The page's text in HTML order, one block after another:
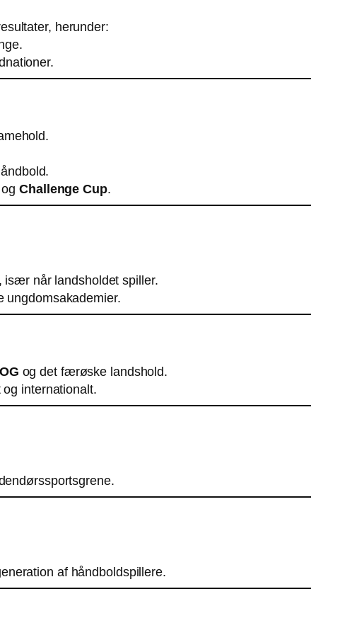
herunder:
Challenge Cup.
når landsholdet spiller.
ungdomsakademier.
og det færøske landshold.
internationalt.
af håndboldspillere.